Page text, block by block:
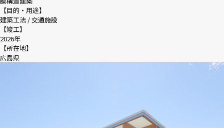
【目的・用途】
建築工法 / 交通施設
【竣工】
2026年
【所在地】
広島県